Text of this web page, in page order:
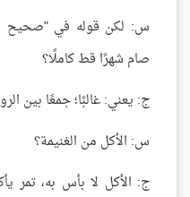
س: لكن قوله في "صحيح
صام شهرًا قط كاملًا؟
ج: يعني: غالبًا؛ جمعًا بين
س: الأكل من الغنيمة؟
ج: الأكل لا بأس به، تمر